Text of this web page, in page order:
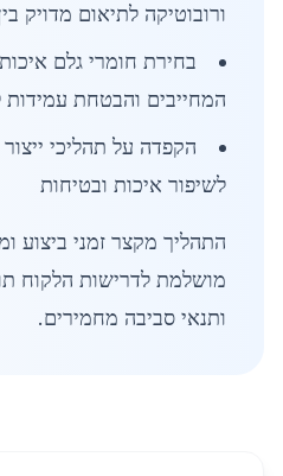
ורובוטיקה לתיאום מדויק
בחירת חומרי גלם
המחייבים והבטחת עמידות
הקפדה על תהליכי
לשיפור איכות ובטיחות
התהליך מקצר זמני ביצוע
מושלמת לדרישות הלקוח
ותנאי סביבה מחמירים.